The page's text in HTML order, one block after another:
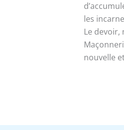
les
Le devoir,
nouvelle